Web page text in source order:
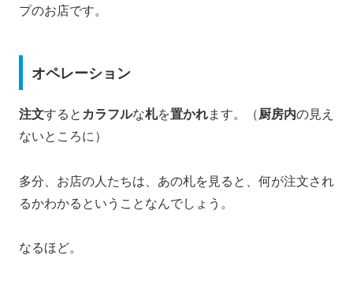
プのお店です。
オペレーション
注文するとカラフルな札を置かれます。（厨房内の見え
ないところに）
多分、お店の人たちは、あの札を見ると、何が注文され
るかわかるということなんでしょう。
なるほど。